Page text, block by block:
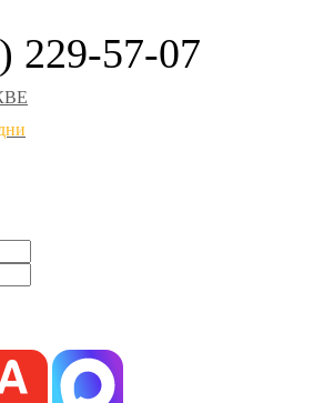
229-57-07